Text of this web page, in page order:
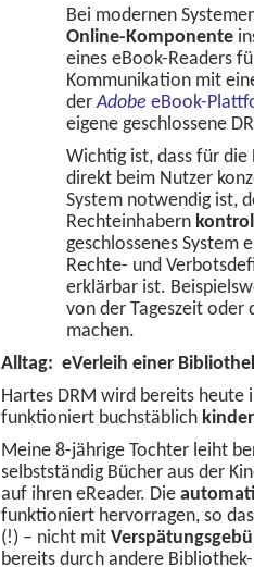
Bei modernen
Online-Komponente
eines eBook-Readers
Kommunikation mit
derAdobe eBook-
eigene geschlossene
Wichtig ist, dass für
direkt beim Nutzer
System notwendig ist,
Rechteinhabern
geschlossenes System
Rechte- und
erklärbar ist.
von der Tageszeit
machen.
Alltag: eVerleih einer
Hartes DRM wird bereits heute
funktioniert buchstäblich
Meine 8-jährige Tochter leiht
selbstständig Bücher aus der
auf ihren eReader. Die
funktioniert hervorragen, so
(!) – nicht mit
bereits durch andere